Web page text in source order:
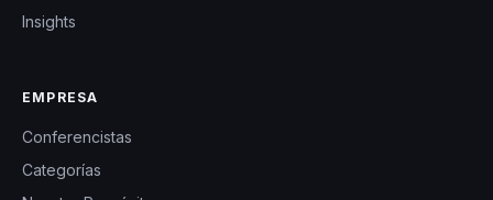
Insights
EMPRESA
Conferencistas
Categorías